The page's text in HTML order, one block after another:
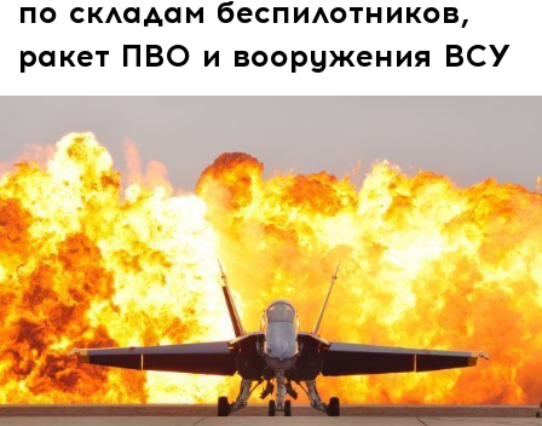
по складам беспилотников,
ракет ПВО и вооружения ВСУ